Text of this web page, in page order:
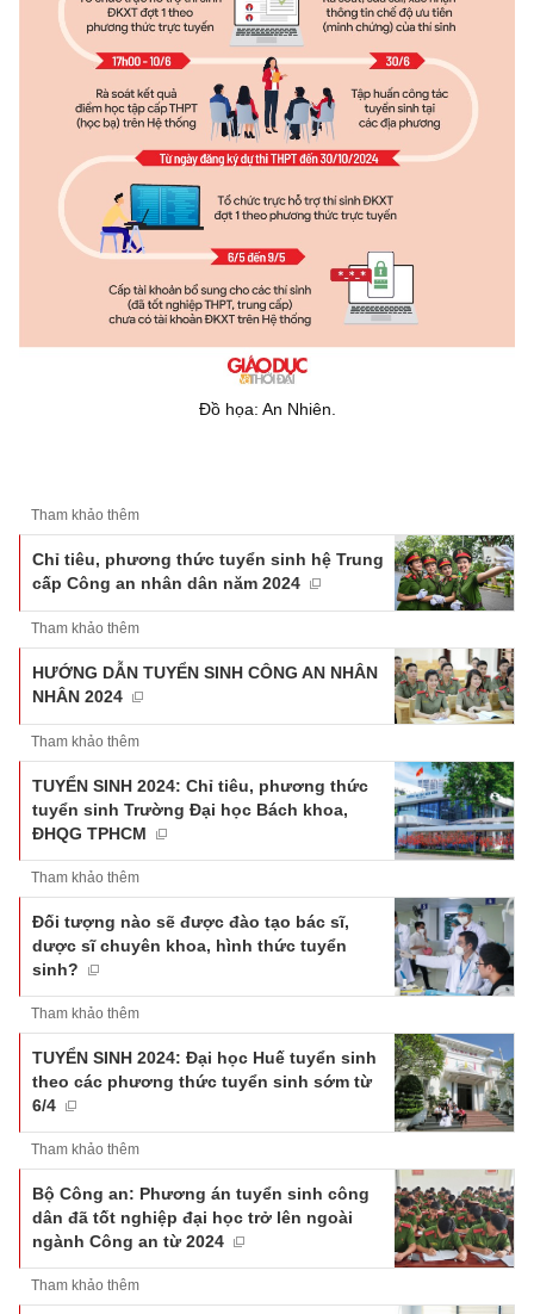
Đồ họa: An Nhiên.
Tham khảo thêm
Chỉ tiêu, phương thức tuyển sinh hệ Trung
cấp Công an nhân dân năm 2024
Tham khảo thêm
HƯỚNG DẪN TUYỂN SINH CÔNG AN NHÂN
NHÂN 2024
Tham khảo thêm
TUYỂN SINH 2024: Chỉ tiêu, phương thức
tuyển sinh Trường Đại học Bách khoa,
ĐHQG TPHCM
Tham khảo thêm
Đối tượng nào sẽ được đào tạo bác sĩ,
dược sĩ chuyên khoa, hình thức tuyển
sinh?
Tham khảo thêm
TUYỂN SINH 2024: Đại học Huế tuyển sinh
theo các phương thức tuyển sinh sớm từ
6/4
Tham khảo thêm
Bộ Công an: Phương án tuyển sinh công
dân đã tốt nghiệp đại học trở lên ngoài
ngành Công an từ 2024
Tham khảo thêm